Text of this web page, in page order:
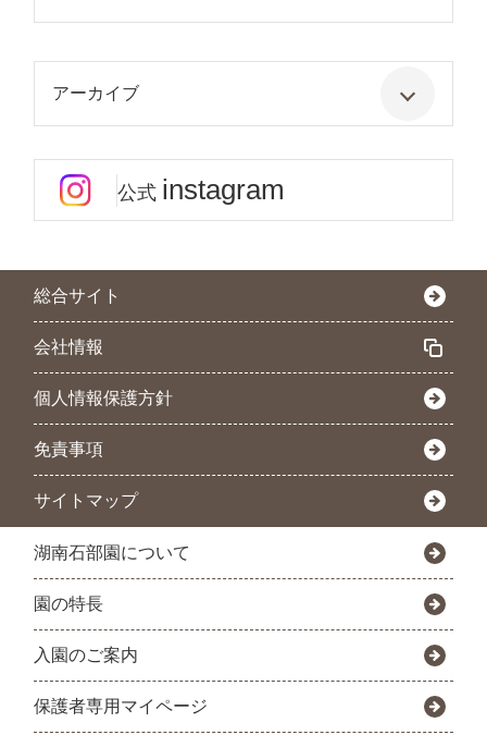
アーカイブ
公式 instagram
総合サイト
会社情報
個人情報保護方針
免責事項
サイトマップ
湖南石部園について
園の特長
入園のご案内
保護者専用マイページ